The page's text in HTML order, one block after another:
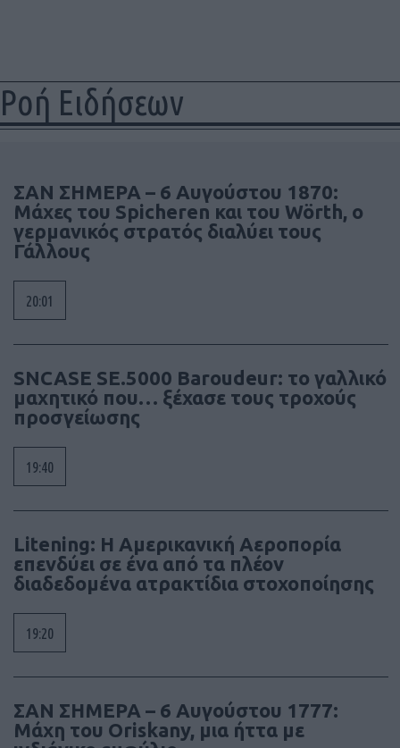
Ροή Ειδήσεων
ΣΑΝ ΣΗΜΕΡΑ – 6 Αυγούστου 1870:
Μάχες του Spicheren και του Wörth, ο
γερμανικός στρατός διαλύει τους
Γάλλους
20:01
SNCASE SE.5000 Baroudeur: το γαλλικό
μαχητικό που… ξέχασε τους τροχούς
προσγείωσης
19:40
Litening: Η Αμερικανική Αεροπορία
επενδύει σε ένα από τα πλέον
διαδεδομένα ατρακτίδια στοχοποίησης
19:20
ΣΑΝ ΣΗΜΕΡΑ – 6 Αυγούστου 1777:
Μάχη του Oriskany, μια ήττα με